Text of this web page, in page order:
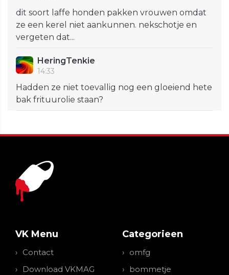
dit soort laffe honden pakken vrouwen omdat
ze een kerel niet aankunnen. nekschotje en
vergeten dat...
HeringTenkie
14:33
Hadden ze niet toevallig nog een gloeiend hete
bak frituurolie staan?
VK Menu
Contact
Download VKMAG
Categorieen
omfg
bommetje